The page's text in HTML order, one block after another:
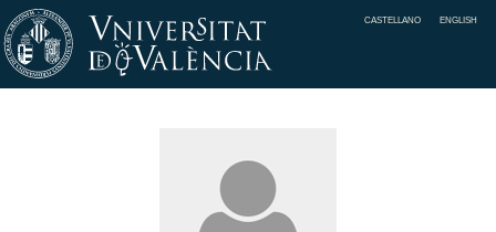
CASTELLANO ENGLISH